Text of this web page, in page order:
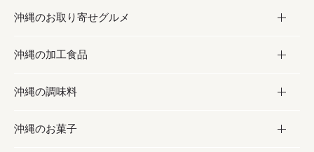
沖縄のお取り寄せグルメ
お取り寄せグルメ
フルーツ・野菜
お肉
沖縄の加工食品
加工食品
缶詰／パウチ
沖縄の調味料
調味料
沖縄のお菓子